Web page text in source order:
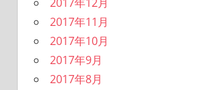
2017年11月
2017年10月
2017年9月
2017年8月